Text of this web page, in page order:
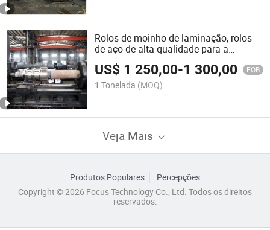
Rolos de moinho de laminação, rolos
de aço de alta qualidade para a
indústria
US$ 1 250,00-1 300,00 FOB
1 Tonelada (MOQ)
Veja Mais
Produtos Populares
Percepções
Copyright © 2026 Focus Technology Co., Ltd. Todos os direitos
reservados.